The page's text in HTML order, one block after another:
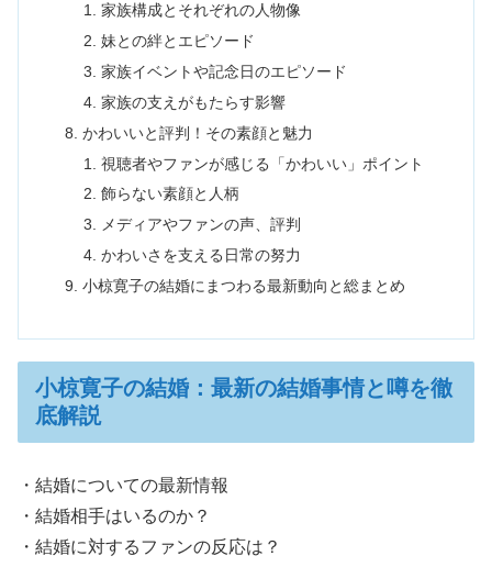
家族構成とそれぞれの人物像
妹との絆とエピソード
家族イベントや記念日のエピソード
家族の支えがもたらす影響
かわいいと評判！その素顔と魅力
視聴者やファンが感じる「かわいい」ポイント
飾らない素顔と人柄
メディアやファンの声、評判
かわいさを支える日常の努力
小椋寛子の結婚にまつわる最新動向と総まとめ
小椋寛子の結婚：最新の結婚事情と噂を徹
底解説
・結婚についての最新情報
・結婚相手はいるのか？
・結婚に対するファンの反応は？